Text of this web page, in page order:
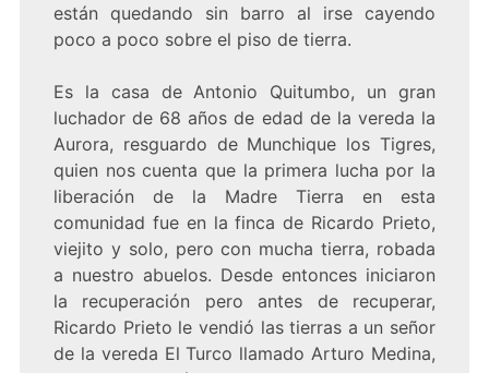
están quedando sin barro al irse cayendo
poco a poco sobre el piso de tierra.
Es la casa de Antonio Quitumbo, un gran
luchador de 68 años de edad de la vereda la
Aurora, resguardo de Munchique los Tigres,
quien nos cuenta que la primera lucha por la
liberación de la Madre Tierra en esta
comunidad fue en la finca de Ricardo Prieto,
viejito y solo, pero con mucha tierra, robada
a nuestro abuelos. Desde entonces iniciaron
la recuperación pero antes de recuperar,
Ricardo Prieto le vendió las tierras a un señor
de la vereda El Turco llamado Arturo Medina,